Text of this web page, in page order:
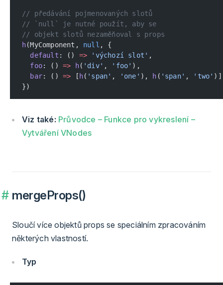
// předávání pojmenovaných slotů
// `null` je nutné použít, aby se
// objekt slotů nezaměňoval s props
h(MyComponent, null , {
  default
: () => 'výchozí slot' ,
  foo
: () => h( 'div' , 'foo' ),
  bar
: () => [ h( 'span' , 'one' ), h ( 'span' , 'two' )]
})
Viz také: Průvodce – Funkce pro vykreslení –
Vytváření VNodes
mergeProps()
Sloučí více objektů props se speciálním zpracováním
některých vlastností.
Typ